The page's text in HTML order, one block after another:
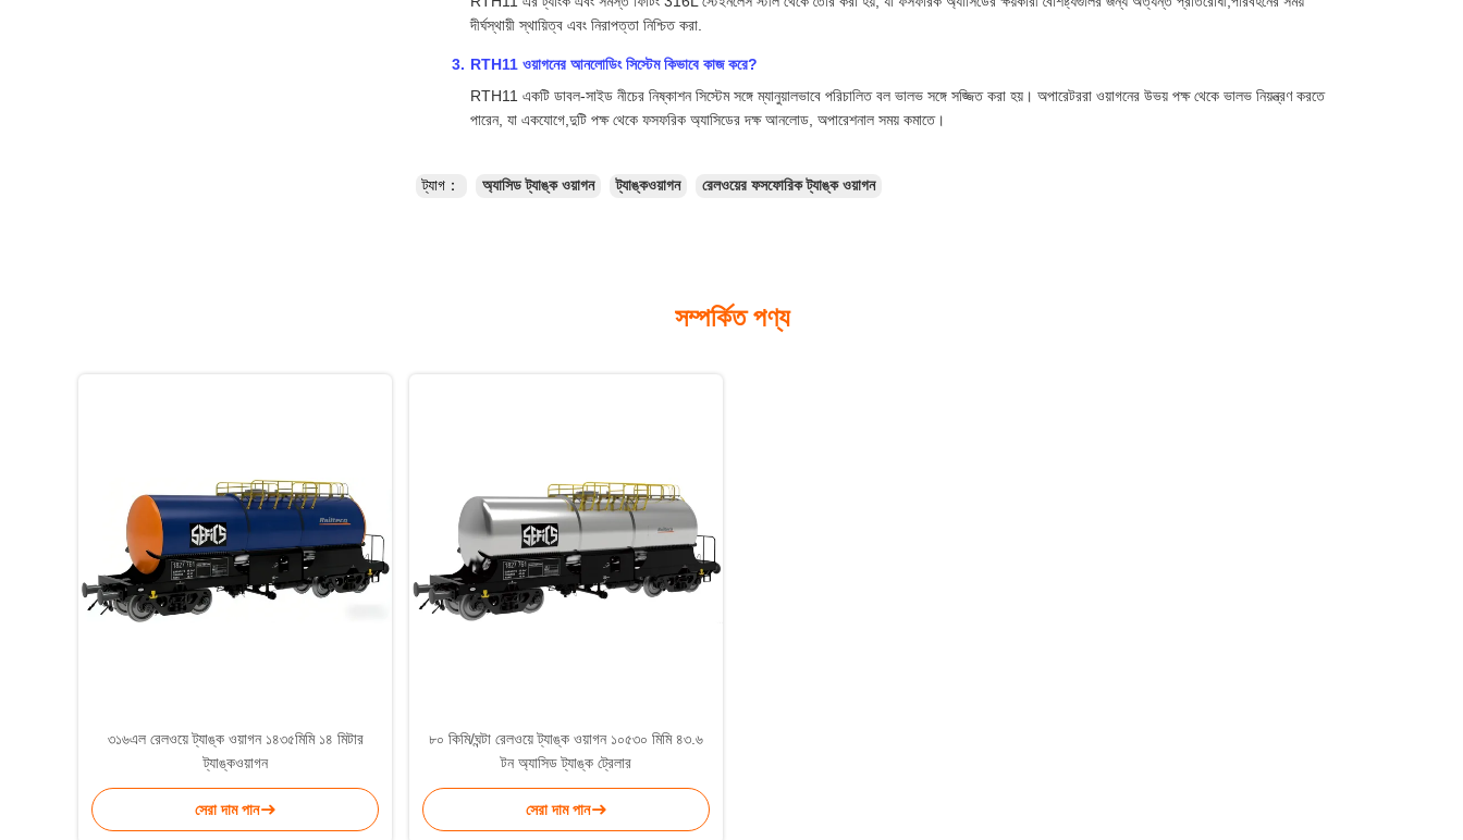
দীর্ঘস্থায়ী স্থায়িত্ব এবং নিরাপত্তা নিশ্চিত করা.
RTH11 ওয়াগনের আনলোডিং সিস্টেম কিভাবে কাজ করে?
RTH11 একটি ডাবল-সাইড নীচের নিষ্কাশন সিস্টেম সঙ্গে ম্যানুয়ালভাবে পরিচালিত বল ভালভ সঙ্গে সজ্জিত করা হয়। অপারেটররা ওয়াগনের উভয় পক্ষ থেকে ভালভ নিয়ন্ত্রণ করতে
পারেন, যা একযোগে,দুটি পক্ষ থেকে ফসফরিক অ্যাসিডের দক্ষ আনলোড, অপারেশনাল সময় কমাতে।
ট্যাগ： অ্যাসিড ট্যাঙ্ক ওয়াগন ট্যাঙ্কওয়াগন রেলওয়ের ফসফোরিক ট্যাঙ্ক ওয়াগন
সম্পর্কিত পণ্য
৩১৬এল রেলওয়ে ট্যাঙ্ক ওয়াগন ১৪৩৫মিমি ১৪ মিটার
ট্যাঙ্কওয়াগন
সেরা দাম পান
৮০ কিমি/ঘন্টা রেলওয়ে ট্যাঙ্ক ওয়াগন ১০৫৩০ মিমি ৪৩.৬
টন অ্যাসিড ট্যাঙ্ক ট্রেলার
সেরা দাম পান